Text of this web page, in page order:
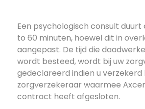
Een psychologisch consult duurt
to 60 minuten, hoewel dit in
aangepast. De tijd die
wordt besteed, wordt bij uw
gedeclareerd indien u verzekerd
zorgverzekeraar waarmee
contract heeft afgesloten.